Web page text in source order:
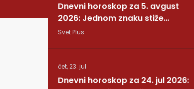
Dnevni horoskop za 5. avgust
2026: Jednom znaku stiže
potvrda koju je dugo čekao
Svet Plus
čet, 23. jul
Dnevni horoskop za 24. jul 2026: